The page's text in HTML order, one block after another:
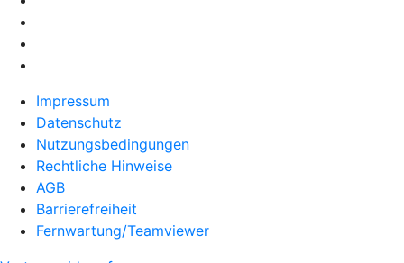
Impressum
Datenschutz
Nutzungsbedingungen
Rechtliche Hinweise
AGB
Barrierefreiheit
Fernwartung/Teamviewer